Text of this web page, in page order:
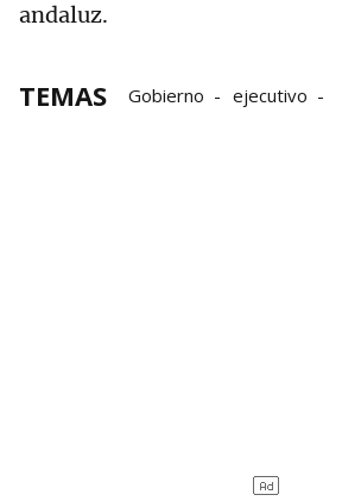
andaluz.
TEMAS Gobierno
ejecutivo